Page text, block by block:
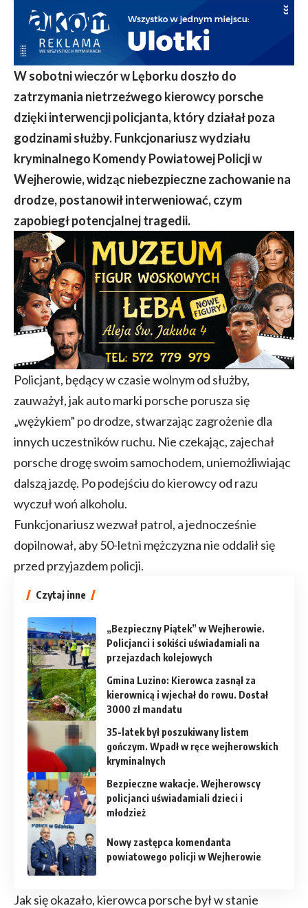
W sobotni wieczór w Lęborku doszło do
zatrzymania nietrzeźwego kierowcy porsche
dzięki interwencji policjanta, który działał poza
godzinami służby. Funkcjonariusz wydziału
kryminalnego Komendy Powiatowej Policji w
Wejherowie, widząc niebezpieczne zachowanie na
drodze, postanowił interweniować, czym
zapobiegł potencjalnej tragedii.
Policjant, będący w czasie wolnym od służby,
zauważył, jak auto marki porsche porusza się
„wężykiem” po drodze, stwarzając zagrożenie dla
innych uczestników ruchu. Nie czekając, zajechał
porsche drogę swoim samochodem, uniemożliwiając
dalszą jazdę. Po podejściu do kierowcy od razu
wyczuł woń alkoholu.
Funkcjonariusz wezwał patrol, a jednocześnie
dopilnował, aby 50-letni mężczyzna nie oddalił się
przed przyjazdem policji.
Czytaj inne
„Bezpieczny Piątek” w Wejherowie.
Policjanci i sokiści uświadamiali na
przejazdach kolejowych
Gmina Luzino: Kierowca zasnął za
kierownicą i wjechał do rowu. Dostał
3000 zł mandatu
35-latek był poszukiwany listem
gończym. Wpadł w ręce wejherowskich
kryminalnych
Bezpieczne wakacje. Wejherowscy
policjanci uświadamiali dzieci i
młodzież
Nowy zastępca komendanta
powiatowego policji w Wejherowie
Jak się okazało, kierowca porsche był w stanie